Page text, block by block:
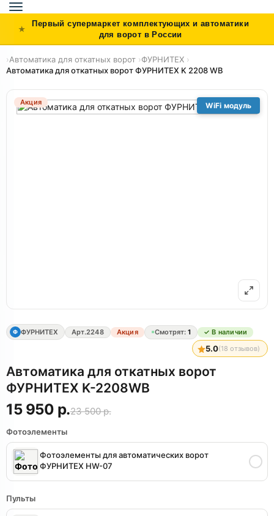
Toggle
navigation
Первый супермаркет комплектующих и автоматики
для ворот в России
›Автоматика для откатных ворот ›ФУРНИТЕХ ›
Автоматика для откатных ворот ФУРНИТЕХ K 2208 WB
Акция WiFi модуль
Ф ФУРНИТЕХ Арт.2248 Акция Смотрят: 1 ✓ В наличии
5.0(18 отзывов)
Автоматика для откатных ворот
ФУРНИТЕХ K-2208WB
15 950 р.23 500 р.
Фотоэлементы
Фотоэлементы для автоматических ворот
ФУРНИТЕХ HW-07
Пульты